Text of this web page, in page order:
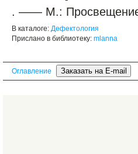
. —— М.:
В каталоге: Дефектология
Прислано в библиотеку: mlanna
Оглавление